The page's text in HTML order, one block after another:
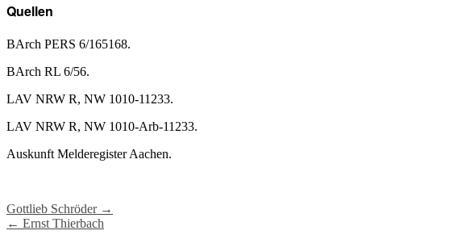
Quellen
BArch PERS 6/165168.
BArch RL 6/56.
LAV NRW R, NW 1010-11233.
LAV NRW R, NW 1010-Arb-11233.
Auskunft Melderegister Aachen.
Post
Gottlieb Schröder →
← Ernst Thierbach